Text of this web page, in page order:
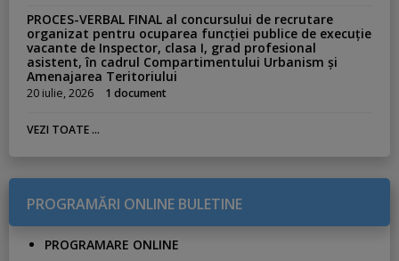
PROCES-VERBAL FINAL al concursului de recrutare
organizat pentru ocuparea funcției publice de execuție
vacante de Inspector, clasa I, grad profesional
asistent, în cadrul Compartimentului Urbanism și
Amenajarea Teritoriului
20 iulie, 2026 1 document
VEZI TOATE ...
PROGRAMĂRI ONLINE BULETINE
PROGRAMARE ONLINE